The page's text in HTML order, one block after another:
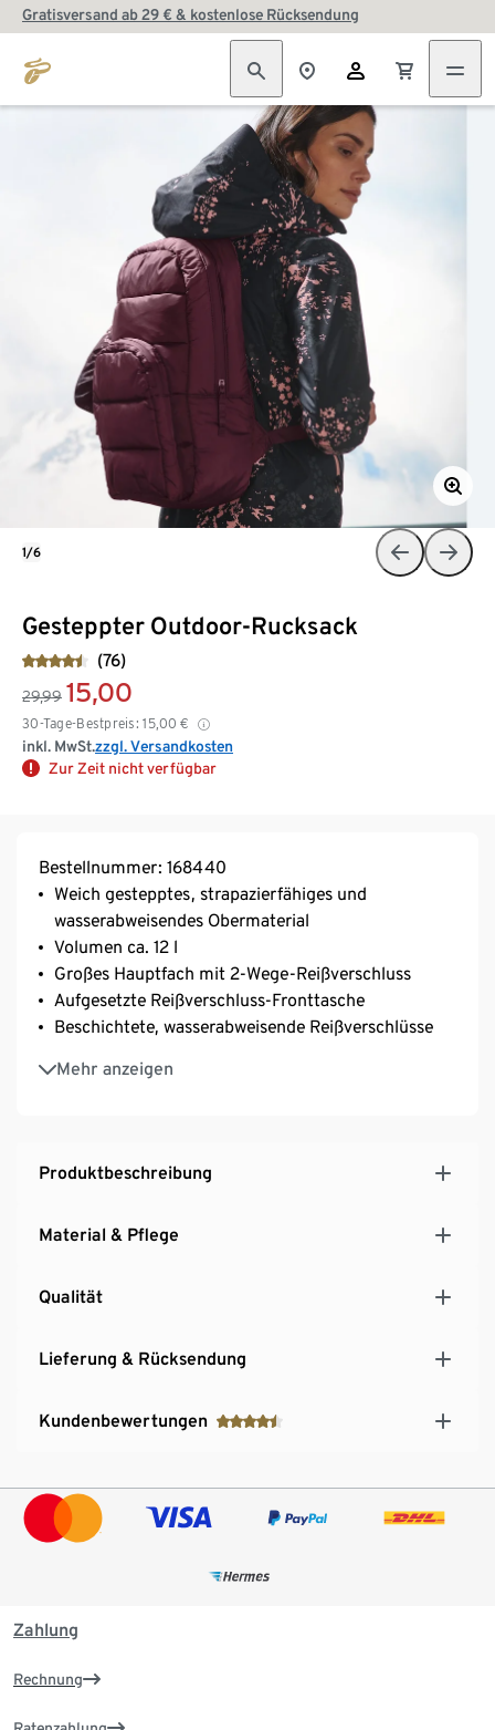
Gratisversand ab 29 € & kostenlose Rücksendung
Gesteppter Outdoor-Rucksack
(76)
29,99 15,00
30-Tage-Bestpreis: 15,00 €
inkl. MwSt.zzgl. Versandkosten
Zur Zeit nicht verfügbar
1/6
Bestellnummer: 168440
Weich gestepptes, strapazierfähiges und
wasserabweisendes Obermaterial
Volumen ca. 12 l
Großes Hauptfach mit 2-Wege-Reißverschluss
Aufgesetzte Reißverschluss-Fronttasche
Beschichtete, wasserabweisende Reißverschlüsse
Mehr anzeigen
Längenverstellbare, gepolsterte Schultergurte für
einen optimalen Sitz
Gepolstertes Laptopfach
Produktbeschreibung
Material & Pflege
Qualität
Lieferung & Rücksendung
Kundenbewertungen
Zahlung
Rechnung